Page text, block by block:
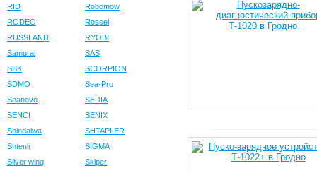
RID
Robomow
RODEO
Rossel
RUSSLAND
RYOBI
Samurai
SAS
SBK
SCORPION
SDMO
Sea-Pro
Seanovo
SEDIA
SENCI
SENIX
Shindaiwa
SHTAPLER
Shtenli
SIGMA
Silver wing
Skiper